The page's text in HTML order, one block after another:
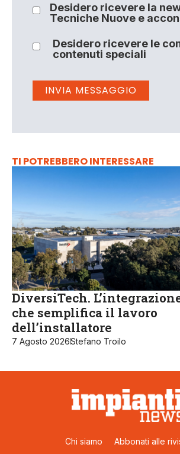
Desidero ricevere la
Tecniche Nuove e
Desidero ricevere le
contenuti speciali
TI POTREBBERO INTERESSARE
DiversiTech.
che semplifica il lavoro
dell’installatore
7 Agosto 2026Stefano Troilo
Chi siamo Abbonati alle